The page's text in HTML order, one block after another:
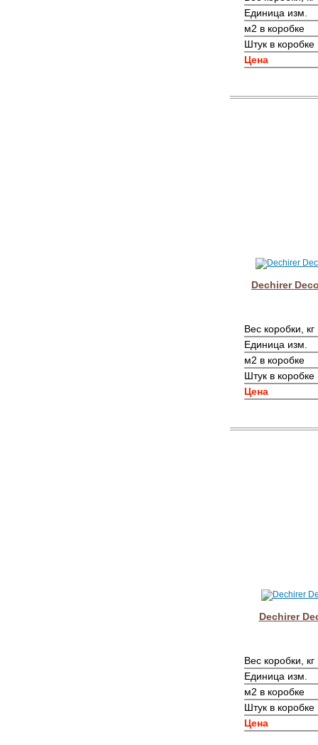
Единица изм.
м2 в коробке
Штук в коробке
Цена
Dechirer
Вес коробки, кг
Единица изм.
м2 в коробке
Штук в коробке
Цена
Dechirer
Вес коробки, кг
Единица изм.
м2 в коробке
Штук в коробке
Цена